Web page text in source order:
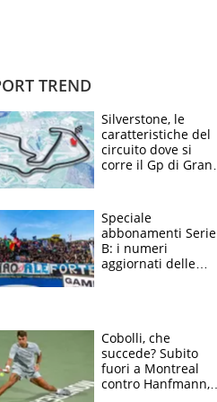
TREND
Silverstone, le
caratteristiche del
circuito dove si
corre il Gp di Gran
Speciale
abbonamenti Serie
B: i numeri
aggiornati delle
Cobolli, che
succede? Subito
fuori a Montreal
contro Hanfmann,